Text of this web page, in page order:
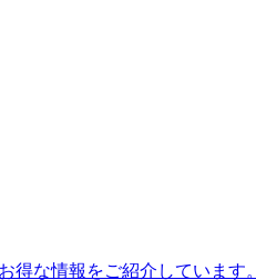
得な情報をご紹介しています。